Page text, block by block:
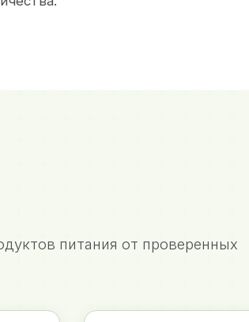
питания от проверенных